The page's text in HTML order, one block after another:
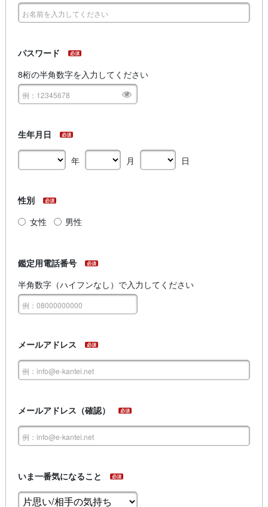
パスワード 必須
8桁の半角数字を入力してください
生年月日 必須
年 月 日
性別 必須
女性 男性
鑑定用電話番号 必須
半角数字（ハイフンなし）で入力してください
メールアドレス 必須
メールアドレス（確認） 必須
いま一番気になること 必須